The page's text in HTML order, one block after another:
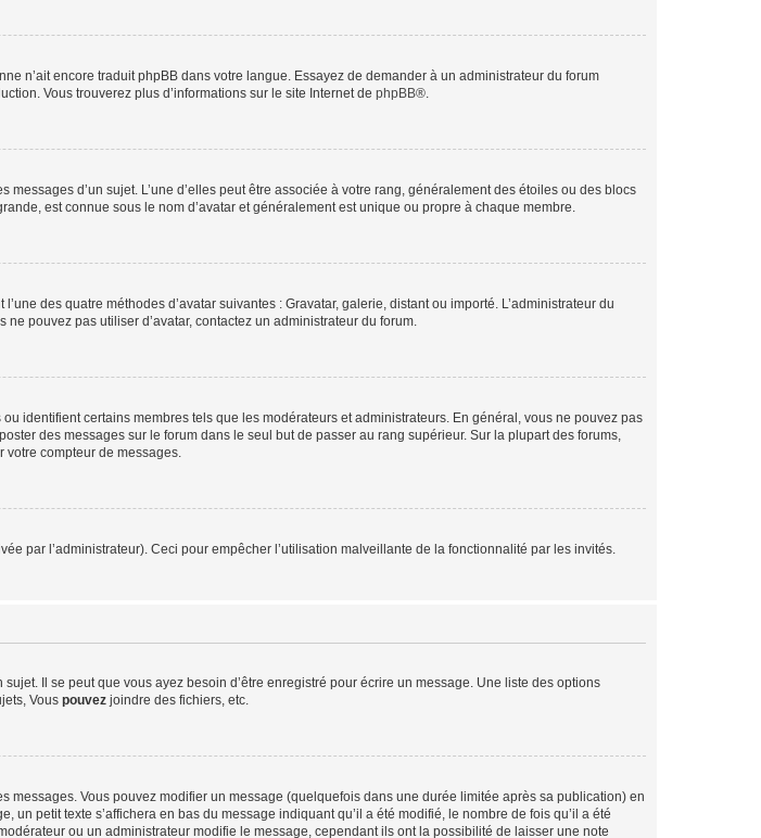
n’ait encore traduit phpBB dans votre langue. Essayez de demander à un administrateur du forum
Vous trouverez plus d’informations sur le site Internet de phpBB®.
d’un sujet. L’une d’elles peut être associée à votre rang, généralement des étoiles ou des blocs
est connue sous le nom d’avatar et généralement est unique ou propre à chaque membre.
des quatre méthodes d’avatar suivantes : Gravatar, galerie, distant ou importé. L’administrateur du
pouvez pas utiliser d’avatar, contactez un administrateur du forum.
identifient certains membres tels que les modérateurs et administrateurs. En général, vous ne pouvez pas
des messages sur le forum dans le seul but de passer au rang supérieur. Sur la plupart des forums,
votre compteur de messages.
par l’administrateur). Ceci pour empêcher l’utilisation malveillante de la fonctionnalité par les invités.
Il se peut que vous ayez besoin d’être enregistré pour écrire un message. Une liste des options
Vous pouvez joindre des fichiers, etc.
Vous pouvez modifier un message (quelquefois dans une durée limitée après sa publication) en
petit texte s’affichera en bas du message indiquant qu’il a été modifié, le nombre de fois qu’il a été
ou un administrateur modifie le message, cependant ils ont la possibilité de laisser une note